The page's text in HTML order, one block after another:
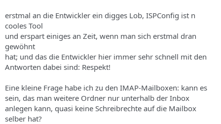
s
T
h
e
m
s
d
t
m
erstmal an die Entwickler ein digges Lob, ISPConfig ist n
cooles Tool
und erspart einiges an Zeit, wenn man sich erstmal dran
gewöhnt
hat; und das die Entwickler hier immer sehr schnell mit den
Antworten dabei sind: Respekt!
Eine kleine Frage habe ich zu den IMAP-Mailboxen: kann es
sein, das man weitere Ordner nur unterhalb der Inbox
anlegen kann, quasi keine Schreibrechte auf die Mailbox
selber hat?